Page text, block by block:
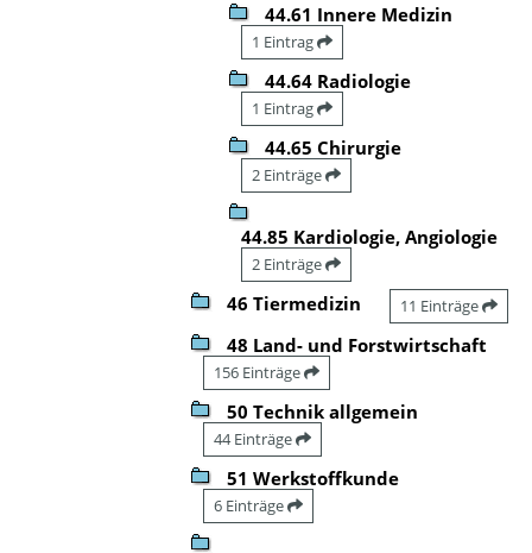
44.61 Innere Medizin
1 Eintrag
44.64 Radiologie
1 Eintrag
44.65 Chirurgie
2 Einträge
44.85 Kardiologie, Angiologie
2 Einträge
46 Tiermedizin 11 Einträge
48 Land- und Forstwirtschaft
156 Einträge
50 Technik allgemein
44 Einträge
51 Werkstoffkunde
6 Einträge